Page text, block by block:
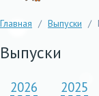
Главная / Выпуски /
Выпуски
2026 2025